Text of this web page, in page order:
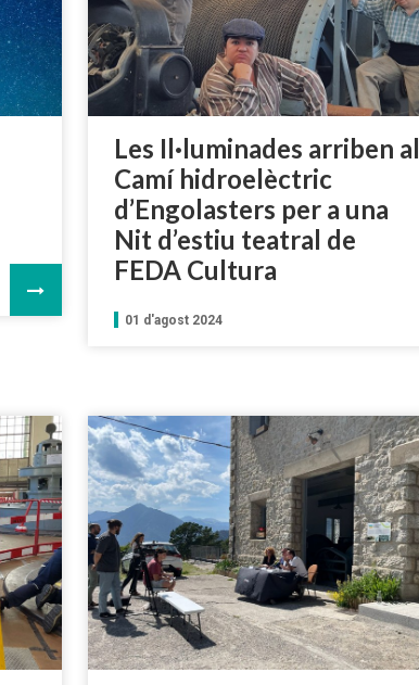
Les Il·luminades arriben al
Camí hidroelèctric
d’Engolasters per a una
Nit d’estiu teatral de
FEDA Cultura
01 d'agost 2024